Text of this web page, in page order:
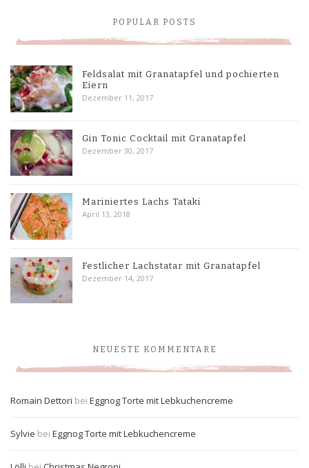
POPULAR POSTS
Feldsalat mit Granatapfel und pochierten
Eiern
Dezember 11, 2017
Gin Tonic Cocktail mit Granatapfel
Dezember 30, 2017
Mariniertes Lachs Tataki
April 13, 2018
Festlicher Lachstatar mit Granatapfel
Dezember 14, 2017
NEUESTE KOMMENTARE
Romain Dettori bei Eggnog Torte mit Lebkuchencreme
Sylvie bei Eggnog Torte mit Lebkuchencreme